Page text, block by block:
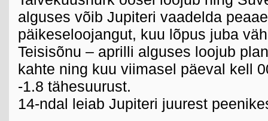
alguses võib Jupiteri vaadelda
päikeseloojangut, kuu lõpus juba
Teisisõnu – aprilli alguses loojub
kahte ning kuu viimasel päeval kell
-1.8 tähesuurust.
14-ndal leiab Jupiteri juurest